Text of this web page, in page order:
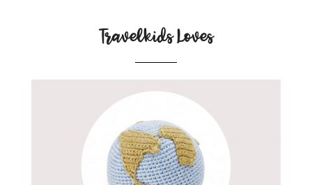
Travelkids Loves